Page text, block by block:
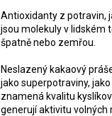
Antioxidanty z potravin,
jsou molekuly v lidském
špatně nebo zemřou.
Neslazený kakaový
jako superpotraviny,
znamená kvalitu
generují aktivitu volných